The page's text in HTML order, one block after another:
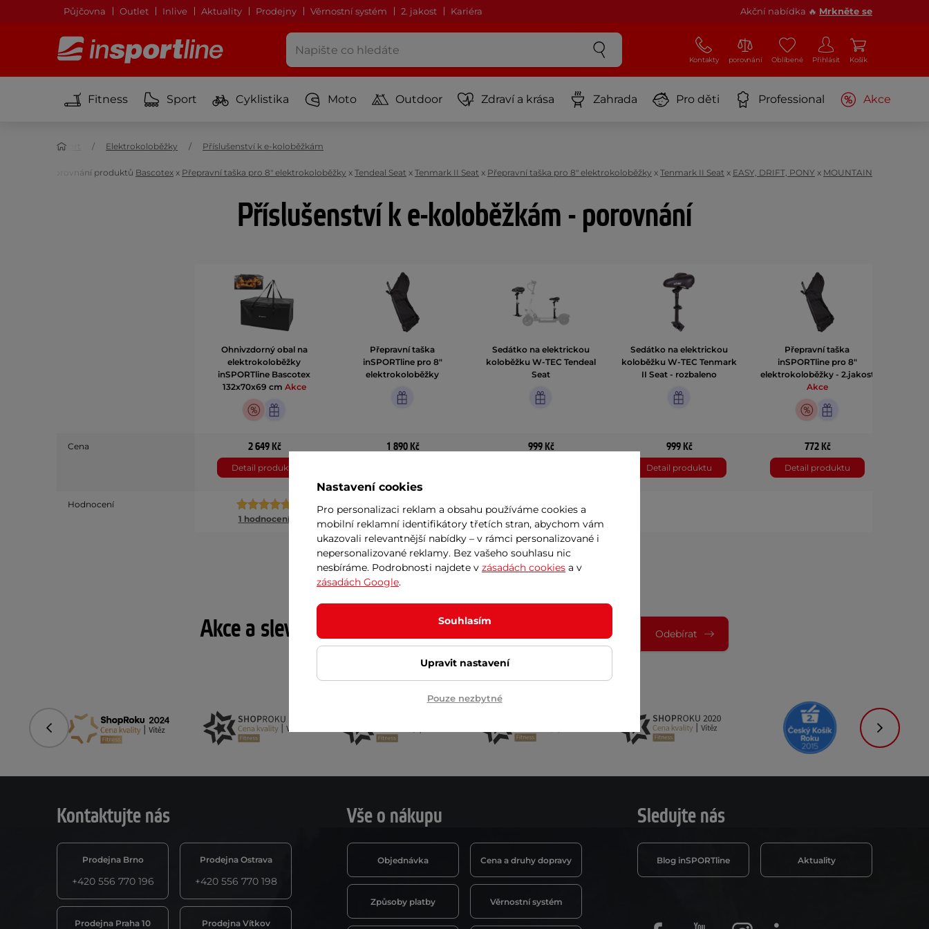
Půjčovna Outlet Inlive Aktuality Prodejny Věrnostní systém 2. jakost Kariéra Akční nabídka 🔥 Mrkněte se
Kontakty porovnání Oblíbené Přihlásit Košík
Fitness Sport Cyklistika Moto Outdoor Zdraví a krása Zahrada Pro děti Professional Akce
Sport Elektrokoloběžky Příslušenství k e-koloběžkám
Porovnání produktů Bascotex x Přepravní taška pro 8" elektrokoloběžky x Tendeal Seat x Tenmark II Seat x Přepravní taška pro 8" elektrokoloběžky x Tenmark II Seat x EASY, DRIFT, PONY x MOUNTAIN
Příslušenství k e-koloběžkám - porovnání
Ohnivzdorný obal na
elektrokoloběžky
inSPORTline Bascotex
132x70x69 cm Akce
Přepravní taška
inSPORTline pro 8"
elektrokoloběžky
Sedátko na elektrickou
koloběžku W-TEC Tendeal
Seat
Sedátko na elektrickou
koloběžku W-TEC Tenmark
II Seat - rozbaleno
Přepravní taška
inSPORTline pro 8"
elektrokoloběžky - 2.jakost
Akce
Cena 2 649 Kč
Detail produktu
1 890 Kč 999 Kč 999 Kč
Detail produktu
772 Kč
Detail produktu
Hodnocení
1 hodnocení
1 hodnocení
Akce a slevy na email
Akční newsletter
Odebírat
Předchozí
Kontaktujte nás
Prodejna Brno
+420 556 770 196
Prodejna Ostrava
+420 556 770 198
Prodejna Praha 10 Prodejna Vítkov
Vše o nákupu
Objednávka Cena a druhy dopravy
Způsoby platby Věrnostní systém
Sledujte nás
Blog inSPORTline Aktuality
Nastavení cookies
Pro personalizaci reklam a obsahu používáme cookies a
mobilní reklamní identifikátory třetích stran, abychom vám
ukazovali relevantnější nabídky – v rámci personalizované i
nepersonalizované reklamy. Bez vašeho souhlasu nic
nesbíráme. Podrobnosti najdete v zásadách cookies a v
zásadách Google.
Souhlasím
Upravit nastavení
Pouze nezbytné